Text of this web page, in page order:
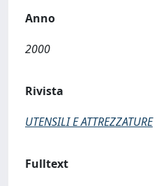
Anno
2000
Rivista
UTENSILI E ATTREZZATURE
Fulltext